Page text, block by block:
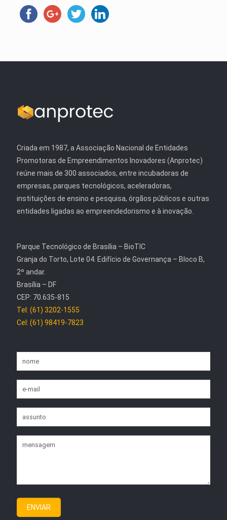
Criada em 1987, a Associação Nacional de Entidades
Promotoras de Empreendimentos Inovadores (Anprotec)
reúne mais de 300 associados, entre incubadoras de
empresas, parques tecnológicos, aceleradoras,
instituições de ensino e pesquisa, órgãos públicos e outras
entidades ligadas ao empreendedorismo e à inovação.
Parque Tecnológico de Brasília – BioTIC
Granja do Torto, Lote 04. Edifício de Governança – Bloco B,
2º andar.
Brasília – DF
CEP: 70.635-815
Tel: (61) 3202-1555
Cel: (61) 98419-7823